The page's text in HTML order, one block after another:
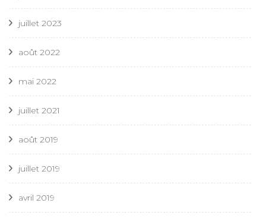
juillet 2023
août 2022
mai 2022
juillet 2021
août 2019
juillet 2019
avril 2019